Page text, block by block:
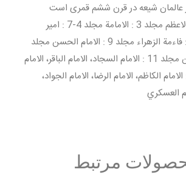
مجلد 1-2 : النبي الاعظم مجلد 3 : الامامة مجلد 4-7 : امير
المومنين مجلد 8 : فاءمة الزهراء مجلد 9 : الامام الحسن مجلد
10 : الامام الحسين مجلد 11 : الامام السجاد، الامام الباقر، الامام
مجلد 12 : الامام الكاظم، الامام الرضا، الامام الجواد،
العسكري
مرتبط